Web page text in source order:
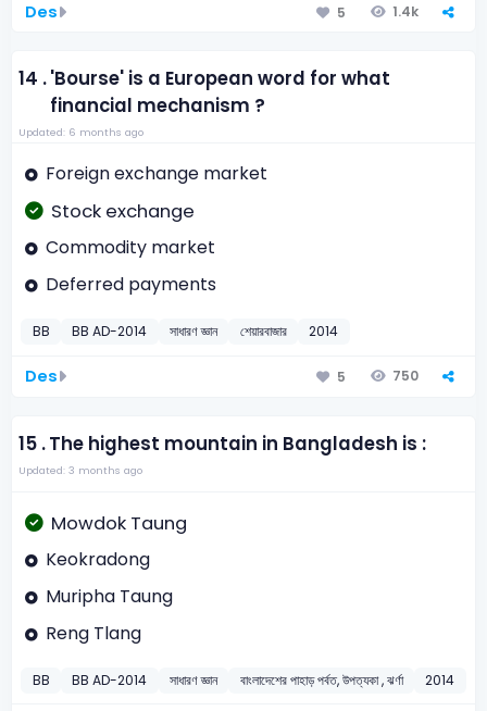
Des 5 1.4k
14 .'Bourse' is a European word for what
financial mechanism ?
Updated: 6 months ago
Foreign exchange market
Stock exchange
Commodity market
Deferred payments
BB BB AD-2014 সাধারণ জ্ঞান শেয়ারবাজার 2014
Des 5 750
15 .The highest mountain in Bangladesh is :
Updated: 3 months ago
Mowdok Taung
Keokradong
Muripha Taung
Reng Tlang
BB BB AD-2014 সাধারণ জ্ঞান বাংলাদেশের পাহাড় পর্বত, উপত্যকা , ঝর্ণা 2014